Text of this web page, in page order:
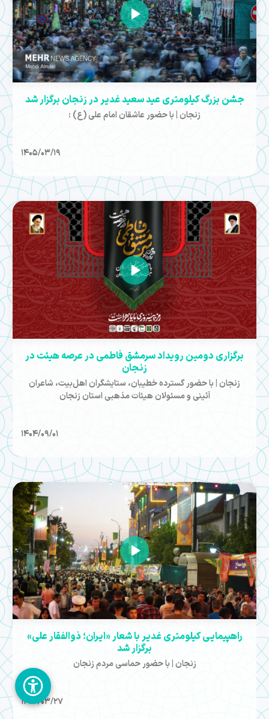
جشن بزرگ کیلومتری عید سعید غدیر در زنجان برگزار شد
زنجان | با حضور عاشقان امام علی (ع) :
1405/03/19
برگزاری دومین رویداد سرمشق فاطمی در عرصه هیئت در
زنجان
زنجان | با حضور گسترده خطیبان، ستایشگران اهل‌بیت، شاعران
آئینی و مسئولان هیئات مذهبی استان زنجان
1404/09/01
راهپیمایی کیلومتری غدیر با شعار «ایران؛ ذوالفقار علی»
برگزار شد
زنجان | با حضور حماسی مردم زنجان
1404/03/27